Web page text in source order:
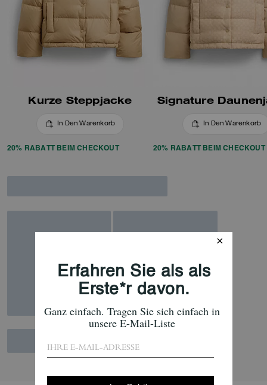
Kurze Steppjacke
In Den Warenkorb
20% RABATT BEIM CHECKOUT
Signature
In Den Warenkorb
20% RABATT BEIM CHECKOUT